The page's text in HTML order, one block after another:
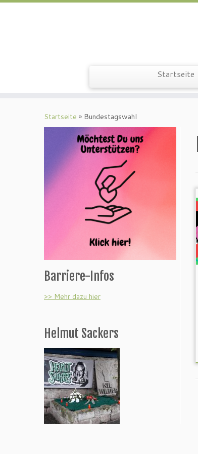
Zum
Startseite
Startseite » Bundestagswahl
Barriere-Infos
>> Mehr dazu hier
Helmut Sackers